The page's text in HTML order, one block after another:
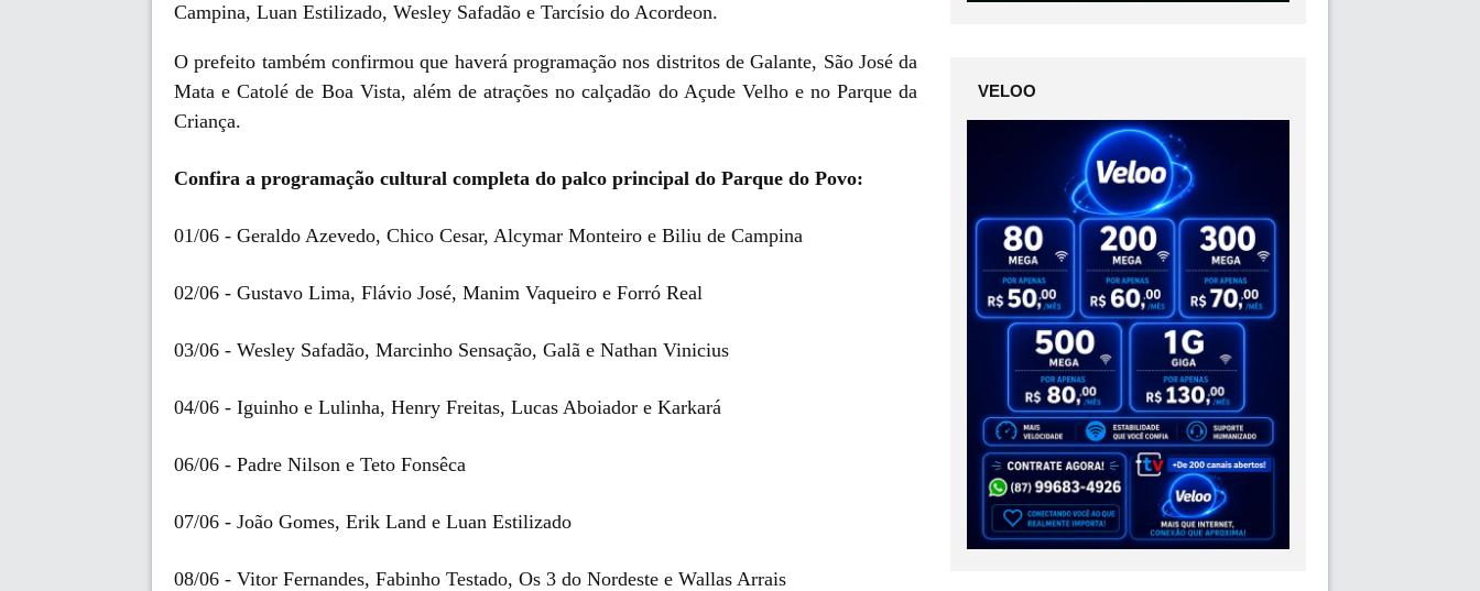
Campina, Luan Estilizado, Wesley Safadão e Tarcísio do Acordeon.
O prefeito também confirmou que haverá programação nos distritos de Galante, São José da
Mata e Catolé de Boa Vista, além de atrações no calçadão do Açude Velho e no Parque da
Criança.
Confira a programação cultural completa do palco principal do Parque do Povo:
01/06 - Geraldo Azevedo, Chico Cesar, Alcymar Monteiro e Biliu de Campina
02/06 - Gustavo Lima, Flávio José, Manim Vaqueiro e Forró Real
03/06 - Wesley Safadão, Marcinho Sensação, Galã e Nathan Vinicius
04/06 - Iguinho e Lulinha, Henry Freitas, Lucas Aboiador e Karkará
06/06 - Padre Nilson e Teto Fonsêca
07/06 - João Gomes, Erik Land e Luan Estilizado
08/06 - Vitor Fernandes, Fabinho Testado, Os 3 do Nordeste e Wallas Arrais
VELOO